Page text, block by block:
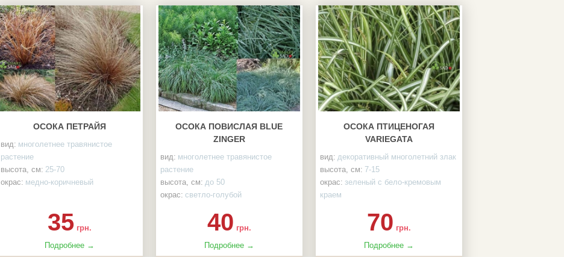
ОСОКА ПЕТРАЙЯ
вид: многолетнее травянистое
растение
высота, см: 25-70
окрас: медно-коричневый
35 грн.
Подробнее →
ОСОКА ПОВИСЛАЯ BLUE
ZINGER
вид: многолетнее травянистое
растение
высота, см: до 50
окрас: светло-голубой
40 грн.
Подробнее →
ОСОКА ПТИЦЕНОГАЯ
VARIEGATA
вид: декоративный многолетний злак
высота, см: 7-15
окрас: зеленый с бело-кремовым
краем
70 грн.
Подробнее →